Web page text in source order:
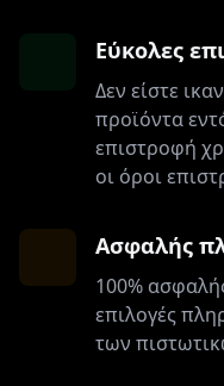
Εύκολες
Δεν είστε
προϊόντα
επιστροφή
οι όροι
Ασφαλής
100%
επιλογές
των